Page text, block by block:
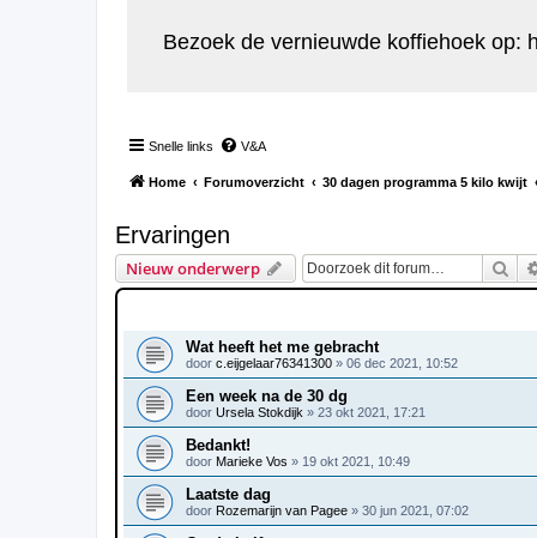
Bezoek de vernieuwde koffiehoek op:
Snelle links V&A
Home Forumoverzicht 30 dagen programma 5 kilo kwijt
Ervaringen
Nieuw onderwerp
Wat heeft het me gebracht
door c.eijgelaar76341300 » 06 dec 2021, 10:52
Een week na de 30 dg
door Ursela Stokdijk » 23 okt 2021, 17:21
Bedankt!
door Marieke Vos » 19 okt 2021, 10:49
Laatste dag
door Rozemarijn van Pagee » 30 jun 2021, 07:02